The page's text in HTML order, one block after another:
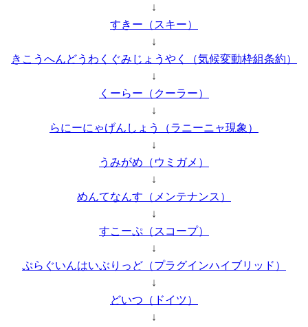
↓
すきー（スキー）
↓
きこうへんどうわくぐみじょうやく（気候変動枠組条約）
↓
くーらー（クーラー）
↓
らにーにゃげんしょう（ラニーニャ現象）
↓
うみがめ（ウミガメ）
↓
めんてなんす（メンテナンス）
↓
すこーぷ（スコープ）
↓
ぷらぐいんはいぶりっど（プラグインハイブリッド）
↓
どいつ（ドイツ）
↓